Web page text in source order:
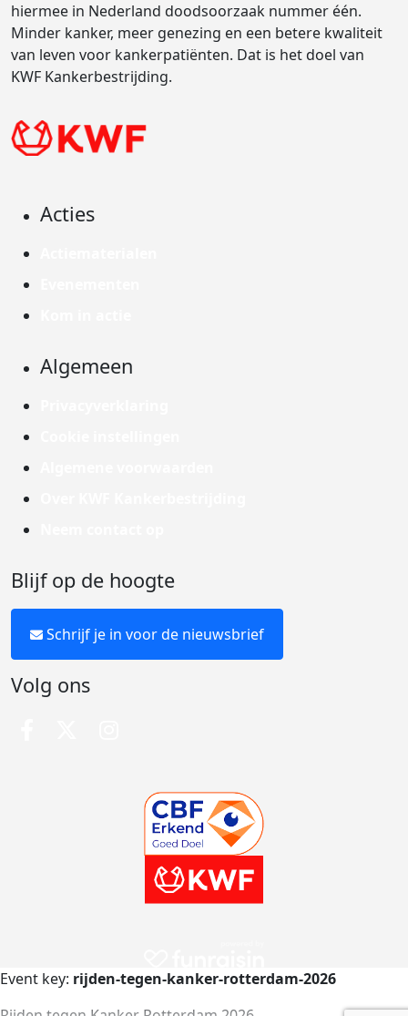
hiermee in Nederland doodsoorzaak nummer één.
Minder kanker, meer genezing en een betere kwaliteit
van leven voor kankerpatiënten. Dat is het doel van
KWF Kankerbestrijding.
Acties
Algemeen
Blijf op de hoogte
Schrijf je in voor de nieuwsbrief
Volg ons
Event key: rijden-tegen-kanker-rotterdam-2026